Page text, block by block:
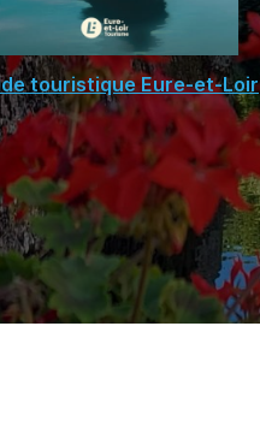
touristique Eure-et-Loir